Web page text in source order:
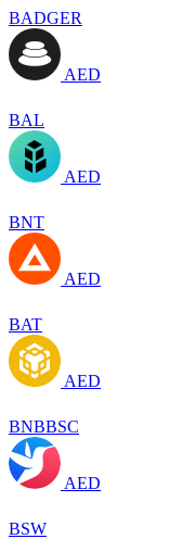
BADGER
AED
BAL
AED
BNT
AED
BAT
AED
BNBBSC
AED
BSW